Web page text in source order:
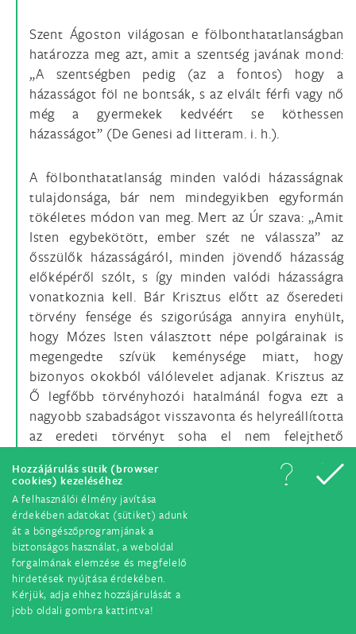
Hozzájárulás sütik (browser
cookies) kezeléséhez
A felhasználói élmény javítása
érdekében adatokat (sütiket) adunk
át a böngészőprogramjának a
biztonságos használat, a weboldal
forgalmának elemzése és megfelelő
hirdetések nyújtása érdekében.
Kérjük, adja ehhez hozzájárulását a
jobb oldali gombra kattintva!
Szent Ágoston világosan e fölbonthatatlanságban
határozza meg azt, amit a szentség javának mond:
„A szentségben pedig (az a fontos) hogy a
házasságot föl ne bontsák, s az elvált férfi vagy nő
még a gyermekek kedvéért se köthessen
házasságot” (De Genesi ad litteram. i. h.).
A fölbonthatatlanság minden valódi házasságnak
tulajdonsága, bár nem mindegyikben egyformán
tökéletes módon van meg. Mert az Úr szava: „Amit
Isten egybekötött, ember szét ne válassza” az
ősszülők házasságáról, minden jövendő házasság
előképéről szólt, s így minden valódi házasságra
vonatkoznia kell. Bár Krisztus előtt az őseredeti
törvény fensége és szigorúsága annyira enyhült,
hogy Mózes Isten választott népe polgárainak is
megengedte szívük keménysége miatt, hogy
bizonyos okokból válólevelet adjanak. Krisztus az
Ő legfőbb törvényhozói hatalmánál fogva ezt a
nagyobb szabadságot visszavonta és helyreállította
az eredeti törvényt soha el nem felejthető
válassza”. Azért boldogemlékű Elődünk, VI. Pius
pápa bölcs választ adott az egri püspöknek:
„Nyilvánvaló, hogy a házasság már természetes
állapotában, tehát sokkal előbb, mint hogy
szorosan vett szentség méltóságára emeltetett
volna, Istentől úgy alapíttatott, hogy magával
hozza az örök és felbonthatatlan köteléket, melyet